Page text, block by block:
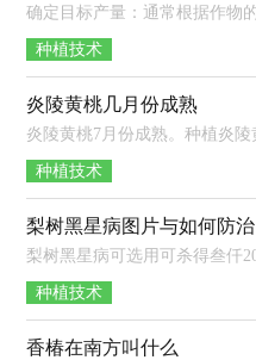
种植技术
炎陵黄桃几月份成熟
种植技术
梨树黑星病图片与如何防治
种植技术
香椿在南方叫什么